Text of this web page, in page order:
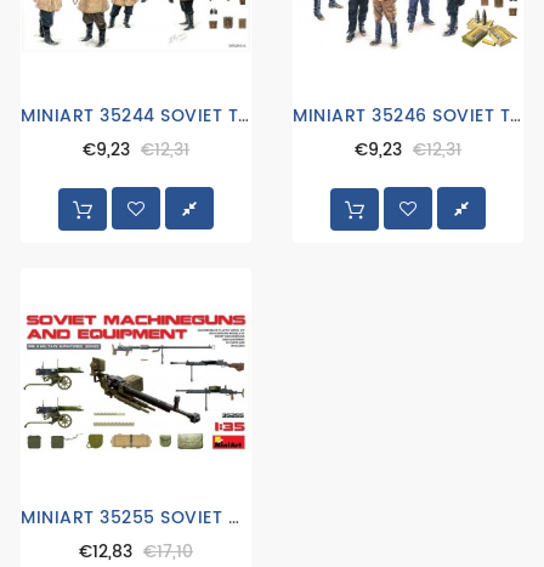
MINIART 35244 SOVIET TANK CREW WINTER UNIFORMS
€9,23 €12,31
MINIART 35246 SOVIET TANK CREW AT REST
€9,23 €12,31
MINIART 35255 SOVIET MACHINE GUNS & EQUIPMENT
€12,83 €17,10